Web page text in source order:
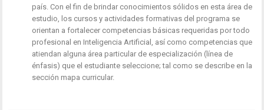
país. Con el fin de brindar conocimientos sólidos en esta área de
estudio, los cursos y actividades formativas del programa se
orientan a fortalecer competencias básicas requeridas por todo
profesional en Inteligencia Artificial, así como competencias que
atiendan alguna área particular de especialización (línea de
énfasis) que el estudiante seleccione; tal como se describe en la
sección mapa curricular.